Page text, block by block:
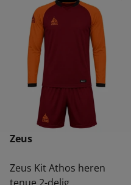
Zeus
Zeus Kit Athos heren